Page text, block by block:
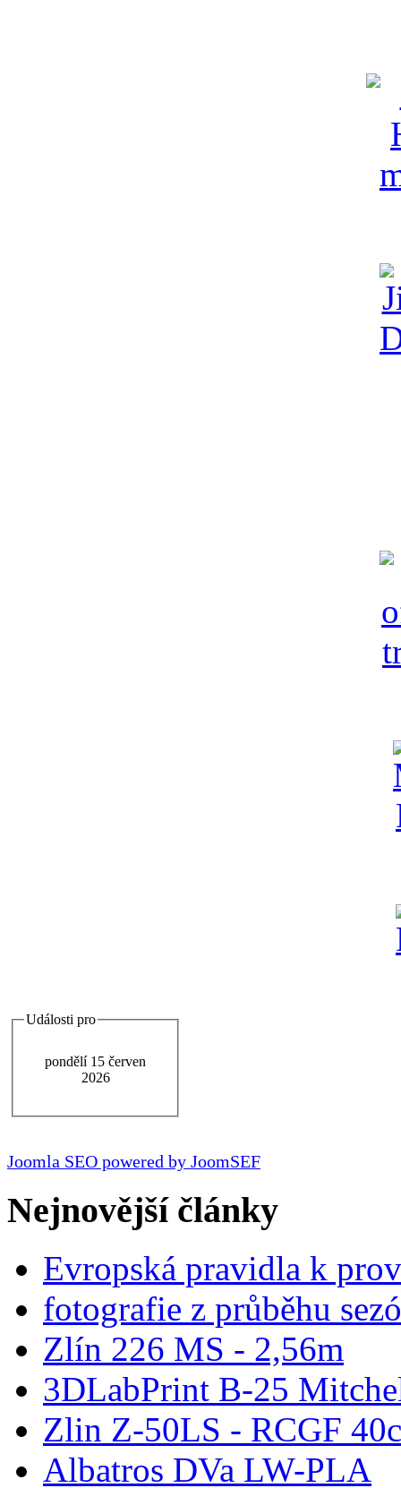
Události pro
pondělí 15 červen
2026
Joomla SEO powered by JoomSEF
Nejnovější články
Evropská pravidla k
fotografie z průběhu
Zlín 226 MS - 2,56m
3DLabPrint B-25
Zlin Z-50LS - RCGF
Albatros DVa LW-PLA